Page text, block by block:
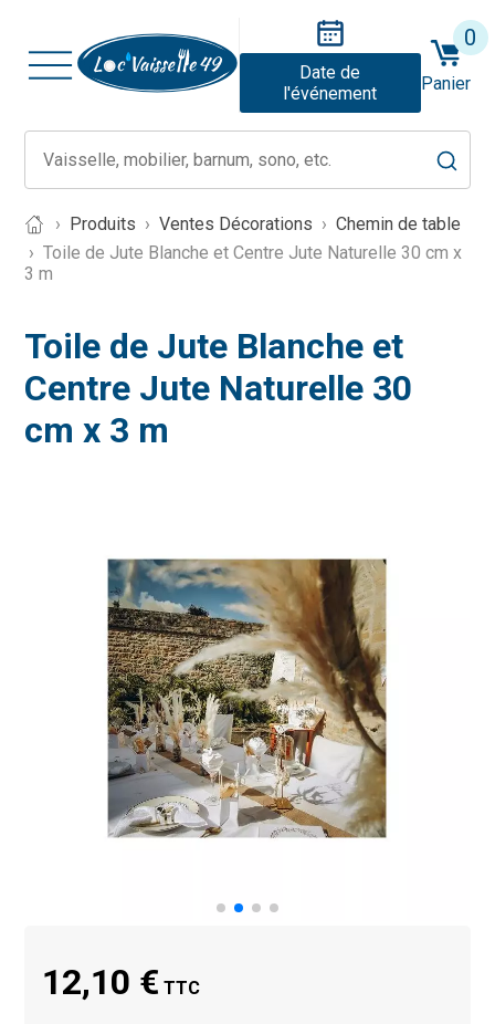
Date de
l'événement
0
Panier
Produits Ventes Décorations
Chemin de table
Toile de Jute Blanche et Centre Jute Naturelle 30 cm x
3 m
Toile de Jute Blanche et
Centre Jute Naturelle 30
cm x 3 m
12,10 € TTC